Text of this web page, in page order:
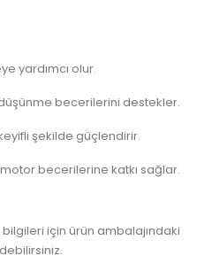
yardımcı olur.
becerilerini destekler.
şekilde güçlendirir.
becerilerine katkı sağlar.
için ürün ambalajındaki